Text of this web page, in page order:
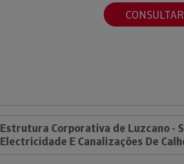
CONSULTAR
Estrutura Corporativa de Luzcano -
Electricidade E Canalizações De